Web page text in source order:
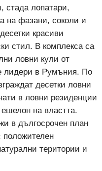
стада лопатари,
на фазани, соколи и
красиви
стил. В комплекса са
ловни кули от
лидери в Румъния. По
десетки ловни
в ловни резиденции
на властта.
в дългосрочен план
положителен
територии и